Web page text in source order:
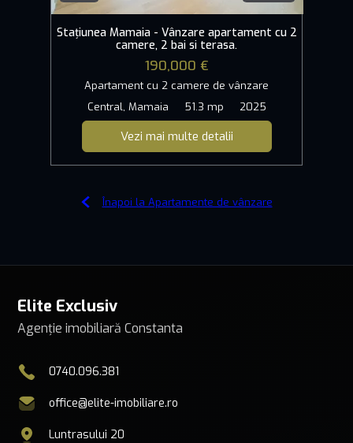
Stațiunea Mamaia - Vânzare apartament cu 2
camere, 2 bai si terasa.
190,000 €
Apartament cu 2 camere de vânzare
Central, Mamaia
51.3 mp 2025
Vezi mai multe detalii
Înapoi la Apartamente de vânzare
Elite Exclusiv
Agenție imobiliară Constanta
0740.096.381
office@elite-imobiliare.ro
Luntrasului 20